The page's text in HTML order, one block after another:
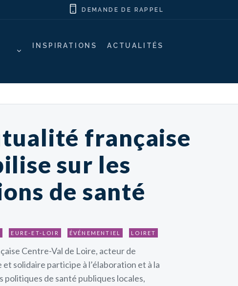
INSPIRATIONS ACTUALITÉS
DEMANDE DE RAPPEL
française
sur les
de santé
EURE-ET-LOIR ÉVÉNEMENTIEL LOIRET
Centre-Val de Loire, acteur de
et solidaire participe à l’élaboration et à la
politiques de santé publiques locales,